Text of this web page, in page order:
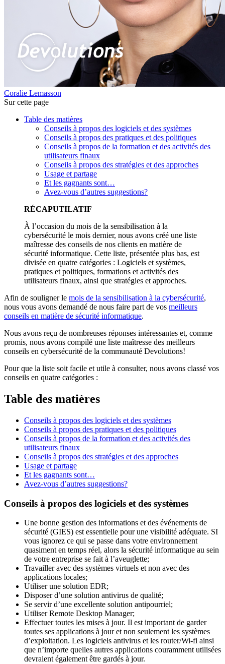
Coralie Lemasson
Sur cette page
Table des matières
Conseils à propos des logiciels et des systèmes
Conseils à propos des pratiques et des politiques
Conseils à propos de la formation et des activités des
utilisateurs finaux
Conseils à propos des stratégies et des approches
Usage et partage
Et les gagnants sont…
Avez-vous d’autres suggestions?
RÉCAPUTILATIF
À l’occasion du mois de la sensibilisation à la
cybersécurité le mois dernier, nous avons créé une liste
maîtresse des conseils de nos clients en matière de
sécurité informatique. Cette liste, présentée plus bas, est
divisée en quatre catégories : Logiciels et systèmes,
pratiques et politiques, formations et activités des
utilisateurs finaux, ainsi que stratégies et approches.
Afin de souligner le mois de la sensibilisation à la cybersécurité,
nous vous avons demandé de nous faire part de vos meilleurs
conseils en matière de sécurité informatique.
Nous avons reçu de nombreuses réponses intéressantes et, comme
promis, nous avons compilé une liste maîtresse des meilleurs
conseils en cybersécurité de la communauté Devolutions!
Pour que la liste soit facile et utile à consulter, nous avons classé vos
conseils en quatre catégories :
Table des matières
Conseils à propos des logiciels et des systèmes
Conseils à propos des pratiques et des politiques
Conseils à propos de la formation et des activités des
utilisateurs finaux
Conseils à propos des stratégies et des approches
Usage et partage
Et les gagnants sont…
Avez-vous d’autres suggestions?
Conseils à propos des logiciels et des systèmes
Une bonne gestion des informations et des événements de
sécurité (GIES) est essentielle pour une visibilité adéquate. SI
vous ignorez ce qui se passe dans votre environnement
quasiment en temps réel, alors la sécurité informatique au sein
de votre entreprise se fait à l’aveuglette;
Travailler avec des systèmes virtuels et non avec des
applications locales;
Utiliser une solution EDR;
Disposer d’une solution antivirus de qualité;
Se servir d’une excellente solution antipourriel;
Utiliser Remote Desktop Manager;
Effectuer toutes les mises à jour. Il est important de garder
toutes ses applications à jour et non seulement les systèmes
d’exploitation. Les logiciels antivirus et les router/Wi-fi ainsi
que n’importe quelles autres applications couramment utilisées
devraient également être gardés à jour.